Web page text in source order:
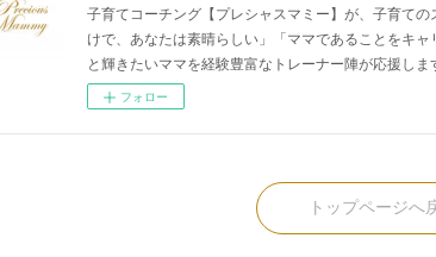
子育てコーチング【プレシャスマミー】が、子育て
けで、あなたは素晴らしい」「ママであることをキ
と輝きたいママを経験豊富なトレーナー陣が応援しま
フォロー
トップページへ